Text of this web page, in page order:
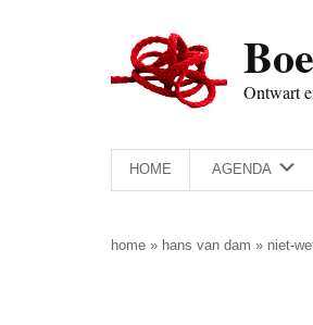
Ontwart
HOME AGENDA
home » hans van dam » niet-